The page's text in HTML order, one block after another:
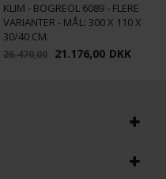
KLIM - BOGREOL 6089 - FLERE
VARIANTER - MÅL: 300 X 110 X
30/40 CM.
26.470,00 21.176,00 DKK